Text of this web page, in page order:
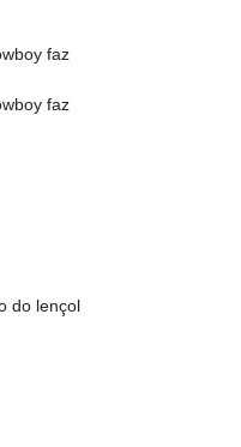
faz
faz
do lençol